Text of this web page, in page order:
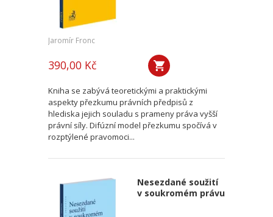
Jaromír Fronc
390,00 Kč
Kniha se zabývá teoretickými a praktickými
aspekty přezkumu právních předpisů z
hlediska jejich souladu s prameny práva vyšší
právní síly. Difúzní model přezkumu spočívá v
rozptýlené pravomoci...
Nesezdané soužití
v soukromém právu